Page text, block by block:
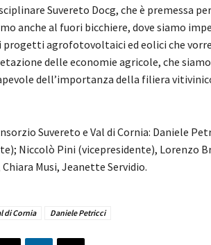
Suvereto Docg, che è premessa
anche al fuori bicchiere, dove siamo
agrofotovoltaici ed eolici che
delle economie agricole, che
dell’importanza della filiera
Suvereto e Val di Cornia: Daniele
Niccolò Pini (vicepresidente), Lorenzo
Musi, Jeanette Servidio.
di Cornia Daniele Petricci